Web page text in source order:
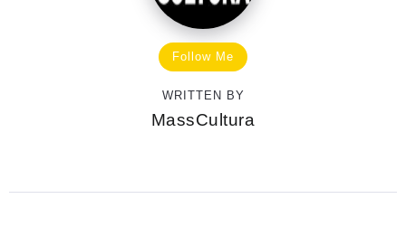
Follow Me
WRITTEN BY
MassCultura